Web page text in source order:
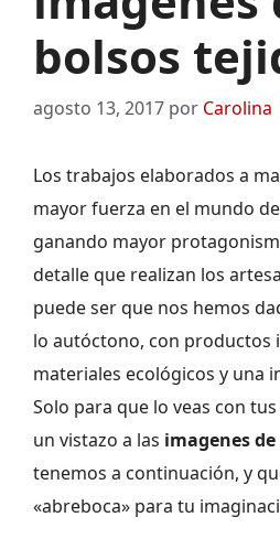
bolsos
agosto 13, 2017 por Carolina
Los trabajos elaborados a
mayor fuerza en el mundo
ganando mayor
detalle que realizan los
puede ser que nos hemos
lo autóctono, con productos
materiales ecológicos y una
Solo para que lo veas con
un vistazo a las imagenes
tenemos a continuación, y
«abreboca» para tu